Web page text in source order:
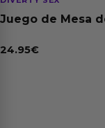
Juego de Mesa
24.95€